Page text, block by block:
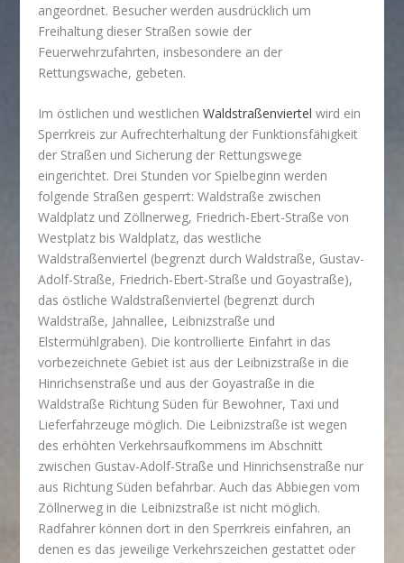
angeordnet. Besucher werden ausdrücklich um
Freihaltung dieser Straßen sowie der
Feuerwehrzufahrten, insbesondere an der
Rettungswache, gebeten.
Im östlichen und westlichenWaldstraßenviertel wird ein
Sperrkreis zur Aufrechterhaltung der Funktionsfähigkeit
der Straßen und Sicherung der Rettungswege
eingerichtet. Drei Stunden vor Spielbeginn werden
folgende Straßen gesperrt: Waldstraße zwischen
Waldplatz und Zöllnerweg, Friedrich-Ebert-Straße von
Westplatz bis Waldplatz, das westliche
Waldstraßenviertel (begrenzt durch Waldstraße, Gustav-
Adolf-Straße, Friedrich-Ebert-Straße und Goyastraße),
das östliche Waldstraßenviertel (begrenzt durch
Waldstraße, Jahnallee, Leibnizstraße und
Elstermühlgraben). Die kontrollierte Einfahrt in das
vorbezeichnete Gebiet ist aus der Leibnizstraße in die
Hinrichsenstraße und aus der Goyastraße in die
Waldstraße Richtung Süden für Bewohner, Taxi und
Lieferfahrzeuge möglich. Die Leibnizstraße ist wegen
des erhöhten Verkehrsaufkommens im Abschnitt
zwischen Gustav-Adolf-Straße und Hinrichsenstraße nur
aus Richtung Süden befahrbar. Auch das Abbiegen vom
Zöllnerweg in die Leibnizstraße ist nicht möglich.
Radfahrer können dort in den Sperrkreis einfahren, an
denen es das jeweilige Verkehrszeichen gestattet oder